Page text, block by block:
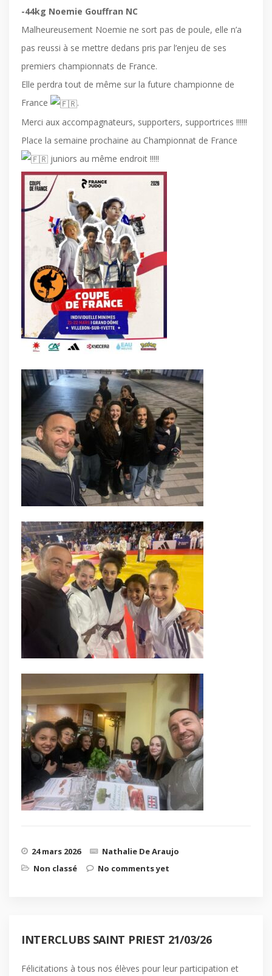
-44kg Noemie Gouffran NC
Malheureusement Noemie ne sort pas de poule, elle n’a
pas reussi à se mettre dedans pris par l’enjeu de ses
premiers championnats de France.
Elle perdra tout de même sur la future championne de
France
.
Merci aux accompagnateurs, supporters, supportrices !!!!!!
Place la semaine prochaine au Championnat de France
juniors au même endroit !!!!!
24 mars 2026
Nathalie De Araujo
Non classé
No comments yet
INTERCLUBS SAINT PRIEST 21/03/26
Félicitations à tous nos élèves pour leur participation et